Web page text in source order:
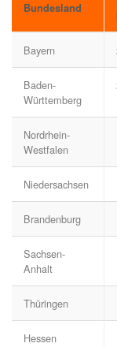
Bundesland
Bayern
Baden-
Württemberg
Nordrhein-
Westfalen
Niedersachsen
Brandenburg
Sachsen-
Anhalt
Thüringen
Hessen